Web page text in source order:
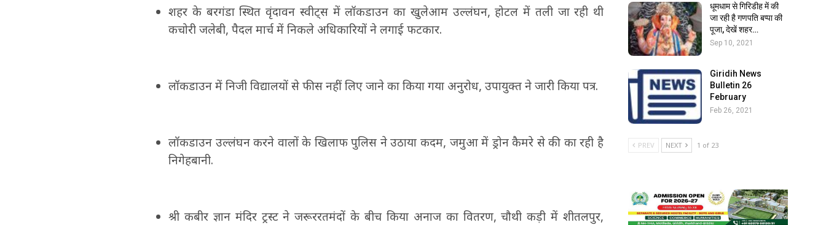
शहर के बरगंडा स्थित वृंदावन स्वीट्स में लॉकडाउन का खुलेआम उल्लंघन, होटल में तली जा रही थी
कचोरी जलेबी, पैदल मार्च में निकले अधिकारियों ने लगाई फटकार.
लॉकडाउन में निजी विद्यालयों से फीस नहीं लिए जाने का किया गया अनुरोध, उपायुक्त ने जारी किया पत्र.
लॉकडाउन उल्लंघन करने वालों के खिलाफ पुलिस ने उठाया कदम, जमुआ में ड्रोन कैमरे से की का रही है
निगेहबानी.
श्री कबीर ज्ञान मंदिर ट्रस्ट ने जरूररतमंदों के बीच किया अनाज का वितरण, चौथी कड़ी में शीतलपुर,
धूमधाम से गिरिडीह में की
जा रही है गणपति बप्पा की
पूजा, देखें शहर…
Sep 10, 2021
Giridih News
Bulletin 26
February
Feb 26, 2021
PREV NEXT 1 of 23